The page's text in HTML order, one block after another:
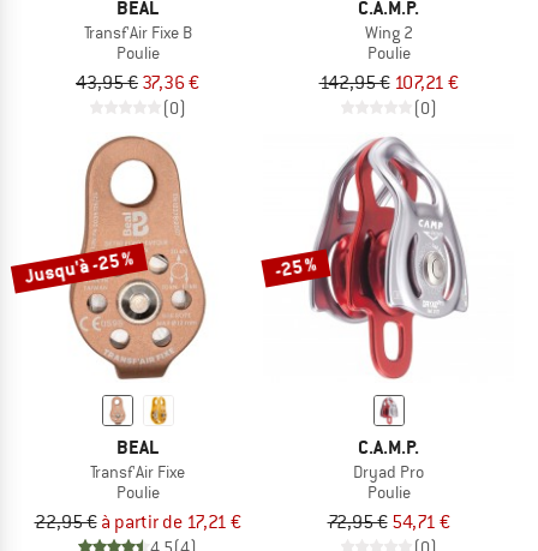
BEAL
Transf'Air Fixe B
Poulie
43,95 € 37,36 €
(0)
C.A.M.P.
Wing 2
Poulie
142,95 € 107,21 €
(0)
Jusqu'à -25 %
BEAL
Transf'Air Fixe
Poulie
22,95 € à partir de 17,21 €
-25 %
C.A.M.P.
Dryad Pro
Poulie
72,95 € 54,71 €